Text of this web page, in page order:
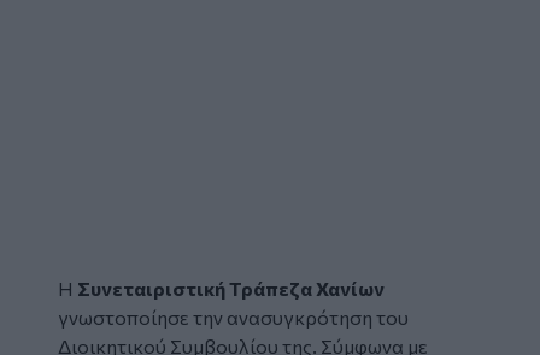
Η Συνεταιριστική Τράπεζα Χανίων
γνωστοποίησε την ανασυγκρότηση του
Διοικητικού Συμβουλίου της. Σύμφωνα με